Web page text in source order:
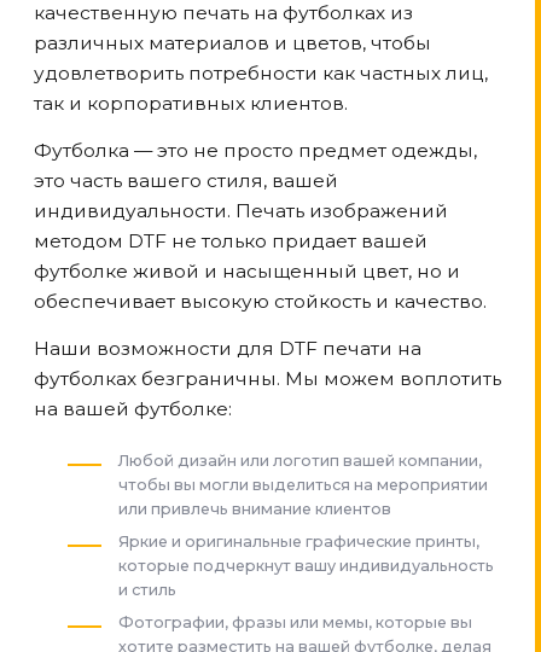
качественную печать на футболках из
различных материалов и цветов, чтобы
удовлетворить потребности как частных лиц,
так и корпоративных клиентов.
Футболка — это не просто предмет одежды,
это часть вашего стиля, вашей
индивидуальности. Печать изображений
методом DTF не только придает вашей
футболке живой и насыщенный цвет, но и
обеспечивает высокую стойкость и качество.
Наши возможности для DTF печати на
футболках безграничны. Мы можем воплотить
на вашей футболке:
Любой дизайн или логотип вашей компании,
чтобы вы могли выделиться на мероприятии
или привлечь внимание клиентов
Яркие и оригинальные графические принты,
которые подчеркнут вашу индивидуальность
и стиль
Фотографии, фразы или мемы, которые вы
хотите разместить на вашей футболке, делая